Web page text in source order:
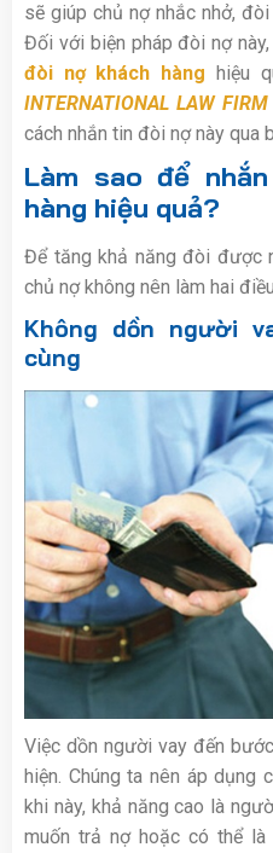
sẽ giúp chủ nợ nhắc nhở,
Đối với biện pháp đòi nợ
đòi nợ khách hàng hiệu
INTERNATIONAL LAW FIRM
cách nhắn tin đòi nợ này qua
Làm sao để
hàng hiệu quả?
Để tăng khả năng đòi được
chủ nợ không nên làm hai
Không dồn người
cùng
Việc dồn người vay đến
hiện. Chúng ta nên áp dụng
khi này, khả năng cao là
muốn trả nợ hoặc có thể